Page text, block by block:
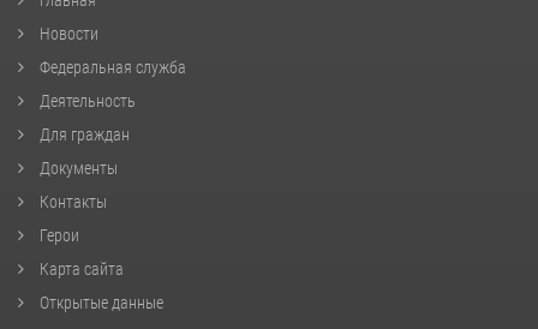
Новости
Федеральная служба
Деятельность
Для граждан
Документы
Контакты
Герои
Карта сайта
Открытые данные